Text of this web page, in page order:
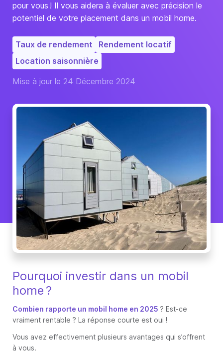
pour vous ! Il vous aidera à évaluer avec précision le
potentiel de votre placement dans un mobil home.
Taux de rendement
Rendement locatif
Location saisonnière
Mise à jour le 24 Décembre 2024
Pourquoi investir dans un mobil
home ?
Combien rapporte un mobil home en 2025 ? Est-ce
vraiment rentable ? La réponse courte est oui !
Vous avez effectivement plusieurs avantages qui s’offrent
à vous.